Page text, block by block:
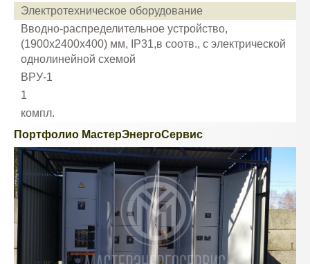
Электротехническое оборудование
Вводно-распределительное устройство,
(1900x2400x400) мм, IP31,в соотв., с электрической
однолинейной схемой
ВРУ-1
1
компл.
Портфолио МастерЭнергоСервис